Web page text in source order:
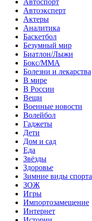
Автоэксперт
Актеры
Аналитика
Баскетбол
Безумный мир
Биатлон/Лыжи
Бокс/MMA
Болезни и лекарства
В мире
В России
Вещи
Военные новости
Волейбол
Гаджеты
Дети
Дом и сад
Еда
Звёзды
Здоровье
Зимние виды спорта
ЗОЖ
Игры
Импортозамещение
Интернет